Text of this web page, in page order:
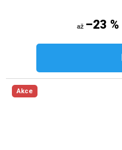
až –23 %
Akce